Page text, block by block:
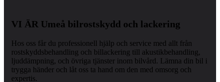
VI ÄR Umeå bilrostskydd och lackering
Hos oss får du professionell hjälp och service med allt från
rostskyddsbehandling och billackering till akustikbehandling,
ljuddämpning, och övriga tjänster inom bilvård. Lämna din bil i
trygga händer och låt oss ta hand om den med omsorg och
expertis.